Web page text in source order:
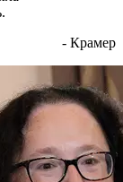
- Крамер